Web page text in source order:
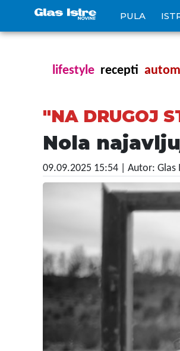
PULA
lifestyle recepti
"NA DRUGOJ
Nola
09.09.2025 15:54 | Autor: Glas